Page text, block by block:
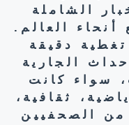
الشاملة
العالم.
دقيقة
الجارية
سواء كانت
ثقافية،
من الصحفيين